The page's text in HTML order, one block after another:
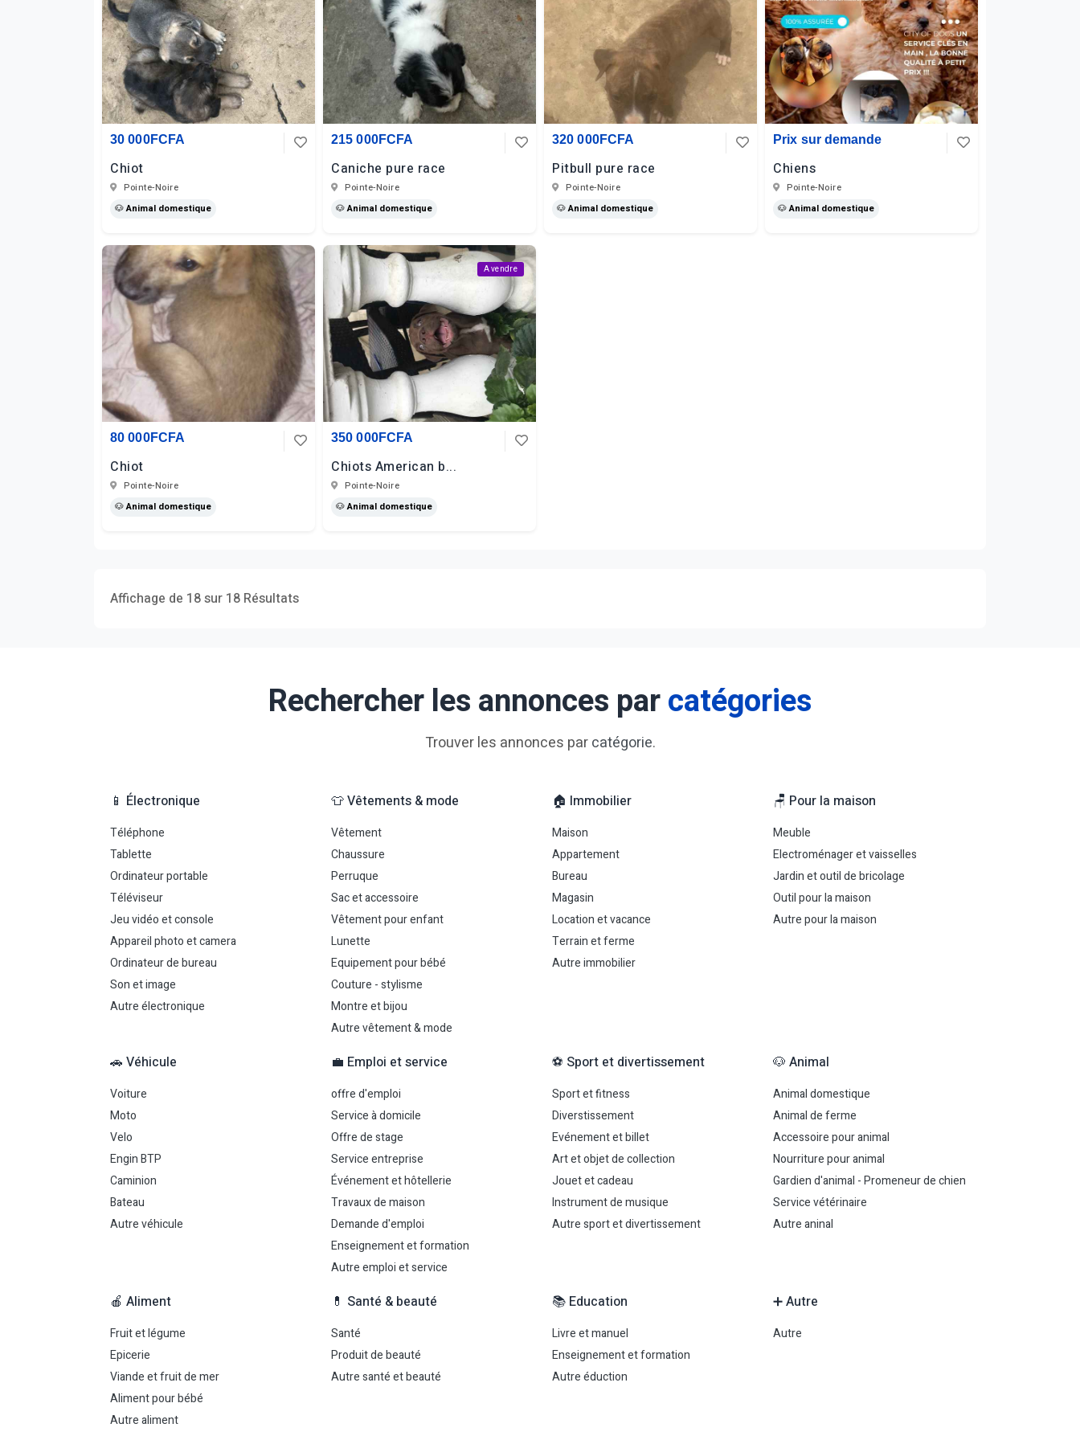
30 000FCFA
Chiot
Pointe-Noire
🐶 Animal domestique
215 000FCFA
Caniche pure race
Pointe-Noire
🐶 Animal domestique
320 000FCFA
Pitbull pure race
Pointe-Noire
🐶 Animal domestique
Prix sur demande
Chiens
Pointe-Noire
🐶 Animal domestique
80 000FCFA
Chiot
Pointe-Noire
🐶 Animal domestique
A vendre
350 000FCFA
Chiots American b...
Pointe-Noire
🐶 Animal domestique
Affichage de 18 sur 18 Résultats
Rechercher les annonces parcatégories
Trouver les annonces parcatégorie.
📱 Électronique
Téléphone
Tablette
Ordinateur portable
Téléviseur
Jeu vidéo et console
Appareil photo et camera
Ordinateur de bureau
Son et image
Autre électronique
👕 Vêtements & mode
Vêtement
Chaussure
Perruque
Sac et accessoire
Vêtement pour enfant
Lunette
Equipement pour bébé
Couture - stylisme
Montre et bijou
Autre vêtement & mode
🏠 Immobilier
Maison
Appartement
Bureau
Magasin
Location et vacance
Terrain et ferme
Autre immobilier
🪑 Pour la maison
Meuble
Electroménager et vaisselles
Jardin et outil de bricolage
Outil pour la maison
Autre pour la maison
🚗 Véhicule
Voiture
Moto
Velo
Engin BTP
Caminion
Bateau
Autre véhicule
💼 Emploi et service
offre d'emploi
Service à domicile
Offre de stage
Service entreprise
Événement et hôtellerie
Travaux de maison
Demande d'emploi
Enseignement et formation
Autre emploi et service
⚽ Sport et divertissement
Sport et fitness
Diverstissement
Evénement et billet
Art et objet de collection
Jouet et cadeau
Instrument de musique
Autre sport et divertissement
🐶 Animal
Animal domestique
Animal de ferme
Accessoire pour animal
Nourriture pour animal
Gardien d'animal - Promeneur de chien
Service vétérinaire
Autre aninal
🍎 Aliment
Fruit et légume
Epicerie
Viande et fruit de mer
Aliment pour bébé
Autre aliment
💊 Santé & beauté
Santé
Produit de beauté
Autre santé et beauté
📚 Education
Livre et manuel
Enseignement et formation
Autre éduction
➕ Autre
Autre